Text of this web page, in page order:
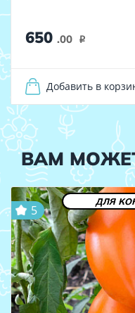
650 .00 i
Добавить в
ВАМ
для
5